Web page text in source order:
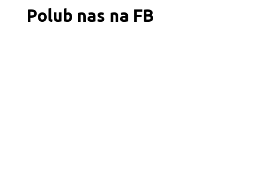
Polub nas na FB